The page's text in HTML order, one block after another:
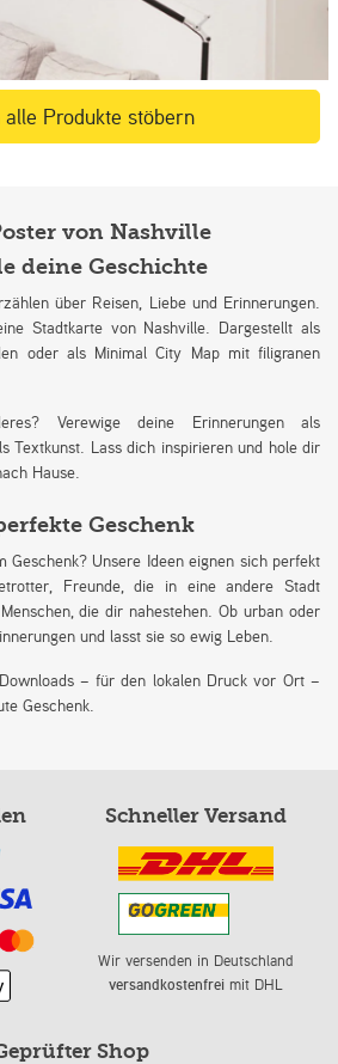
alle Produkte stöbern
von Nashville
deine Geschichte
über Reisen, Liebe und Erinnerungen.
Stadtkarte von Nashville. Dargestellt als
oder als Minimal City Map mit filigranen
Verewige deine Erinnerungen als
Textkunst. Lass dich inspirieren und hole dir
Hause.
Geschenk
Geschenk? Unsere Ideen eignen sich perfekt
Freunde, die in eine andere Stadt
die dir nahestehen. Ob urban oder
und lasst sie so ewig Leben.
– für den lokalen Druck vor Ort –
Geschenk.
Schneller Versand
Wir versenden in Deutschland
versandkostenfreimit DHL
Shop